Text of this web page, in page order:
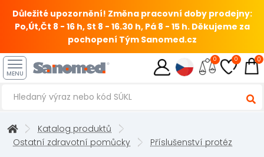
Důležité upozornění! Změna pracovní doby prodejny:
Po,Út,Čt 8 - 16 h, St 8 - 16.30 h, Pá 8 - 15 h. Děkujeme za
pochopení Tým Sanomed.cz
MENU
0 0 0
Katalog produktů
Ostatní zdravotní pomůcky
Příslušenství protéz